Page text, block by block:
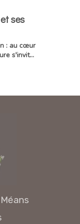
: au cœur
s'invite
Méans. Il